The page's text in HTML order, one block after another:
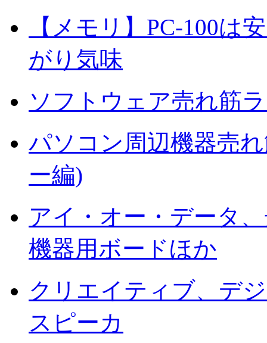
【メモリ】PC-100は
がり気味
ソフトウェア売れ筋
パソコン周辺機器売
ー編)
アイ・オー・データ
機器用ボードほか
クリエイティブ、デ
スピーカ